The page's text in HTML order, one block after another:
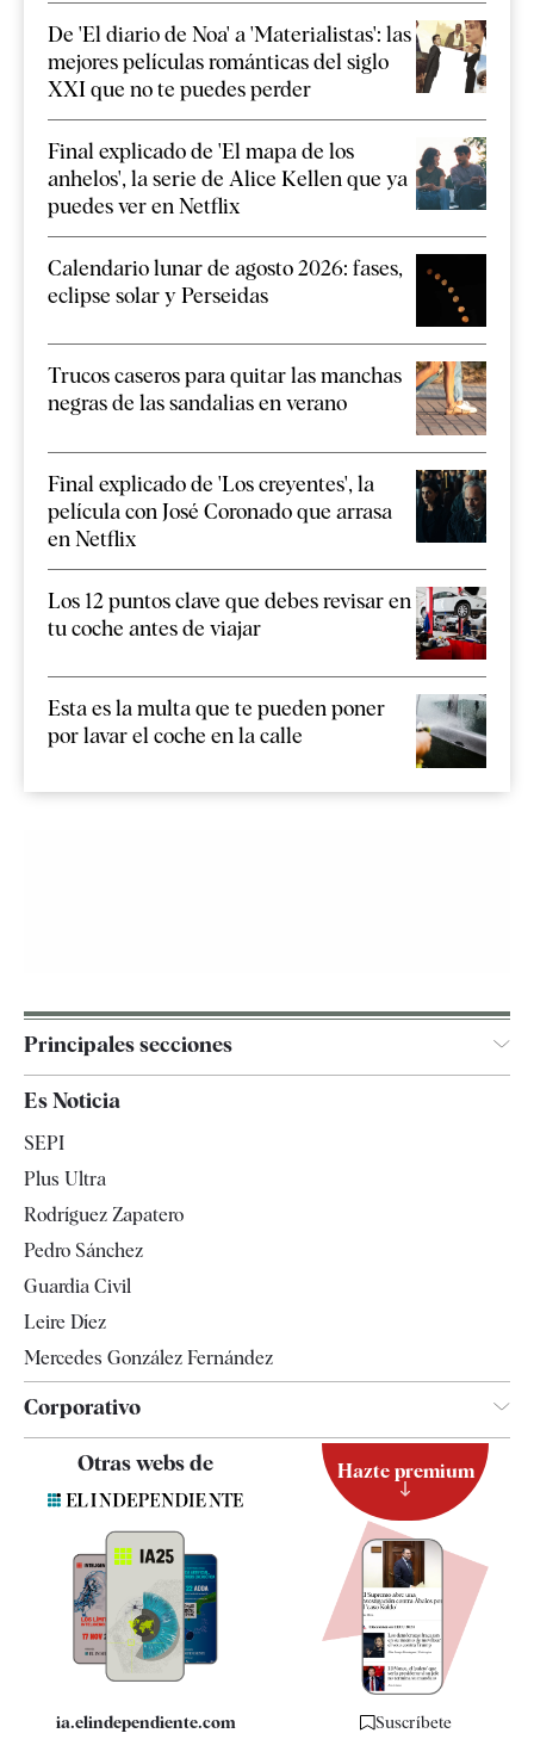
De 'El diario de Noa' a 'Materialistas': las
mejores películas románticas del siglo
XXI que no te puedes perder
Final explicado de 'El mapa de los
anhelos', la serie de Alice Kellen que ya
puedes ver en Netflix
Calendario lunar de agosto 2026: fases,
eclipse solar y Perseidas
Trucos caseros para quitar las manchas
negras de las sandalias en verano
Final explicado de 'Los creyentes', la
película con José Coronado que arrasa
en Netflix
Los 12 puntos clave que debes revisar en
tu coche antes de viajar
Esta es la multa que te pueden poner
por lavar el coche en la calle
Principales secciones
Televisión
Es Noticia
SEPI
Plus Ultra
Rodríguez Zapatero
Pedro Sánchez
Guardia Civil
Leire Díez
Mercedes González Fernández
Corporativo
Quiénes somos
Especificaciones
Otras webs de
ia.elindependiente.com
Hazte premium
Suscríbete